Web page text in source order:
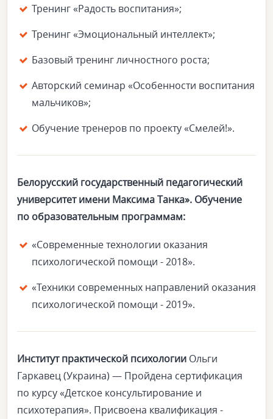
Тренинг «Радость воспитания»;
Тренинг «Эмоциональный интеллект»;
Базовый тренинг личностного роста;
Авторский семинар «Особенности воспитания
мальчиков»;
Обучение тренеров по проекту «Смелей!».
Белорусский государственный педагогический
университет имени Максима Танка». Обучение
по образовательным программам:
«Современные технологии оказания
психологической помощи - 2018».
«Техники современных направлений оказания
психологической помощи - 2019».
Институт практической психологии Ольги
Гаркавец (Украина) — Пройдена сертификация
по курсу «Детское консультирование и
психотерапия». Присвоена квалификация -